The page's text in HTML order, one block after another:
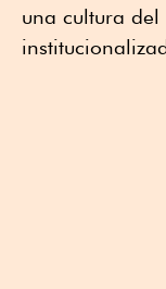
una cultura del